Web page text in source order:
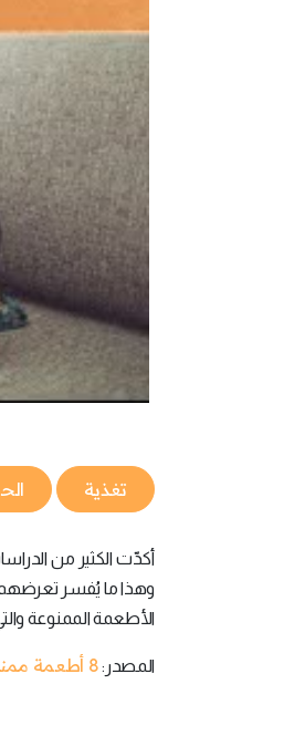
تغذية
أكدّت الكثير من
وهذا ما يُفسر
الأطعمة الممنوعة
المصدر:8 أطعمة ممنوعة خلال فترة الحمل